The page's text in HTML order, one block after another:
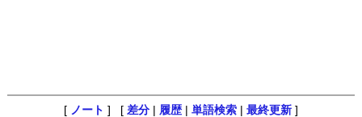
[ ノート ] [ 差分 履歴 単語検索 最終更新 ]